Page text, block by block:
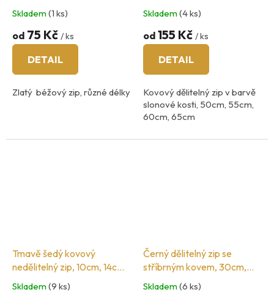
Skladem(1 ks)
od 75 Kč / ks
DETAIL
Zlatý béžový zip, různé délky
60cm, 65cm
Skladem(4 ks)
od 155 Kč / ks
DETAIL
Kovový dělitelný zip v barvě
slonové kosti, 50cm, 55cm,
60cm, 65cm
šíři zoubků 5mm
Tmavě šedý kovový
nedělitelný zip, 10cm, 14cm,
16cm, 18cm, 20cm
Skladem(9 ks)
Černý dělitelný zip se
stříbrným kovem, 30cm,
35cm, 50cm, 55cm,60cm
Skladem(6 ks)